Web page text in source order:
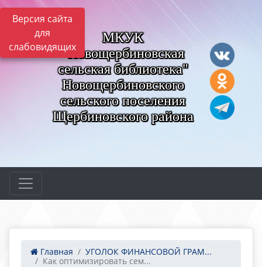
Версия сайта
для
слабовидящих
МКУК
"Новощербиновская
сельская библиотека"
Новощербиновского
сельского поселения
Щербиновского района
Главная
УГОЛОК ФИНАНСОВОЙ ГРАМ...
Как оптимизировать сем...